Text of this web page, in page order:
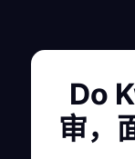
Do
审，